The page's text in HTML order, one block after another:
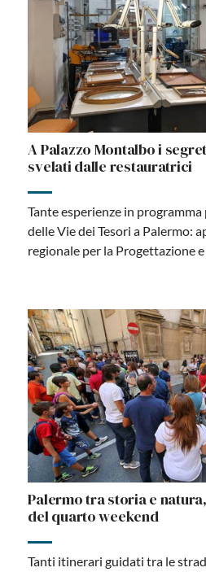
A Palazzo Montalbo i
svelati dalle restauratrici
Tante esperienze in
delle Vie dei Tesori a Palermo:
regionale per la Progettazione
Palermo tra storia e
del quarto weekend
Tanti itinerari guidati tra le